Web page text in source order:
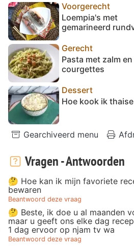
Voorgerecht
Loempia's met
gemarineerd
Gerecht
Pasta met zalm en
courgettes
Dessert
Hoe kook ik
Gearchiveerd menu
Vragen - Antwoorden
🤔 Hoe kan ik mijn favoriete
bewaren
Beantwoord deze vraag
🤔 Beste, ik doe u al maanden
maar u geeft ons elke dag
1 dag ervoor op njam tv wa
Beantwoord deze vraag